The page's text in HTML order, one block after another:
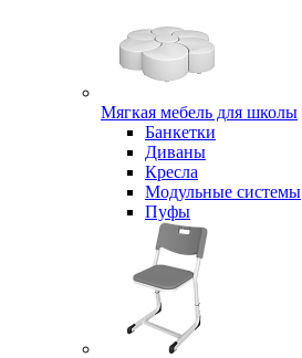
Мягкая мебель для школы
Банкетки
Диваны
Кресла
Модульные системы
Пуфы